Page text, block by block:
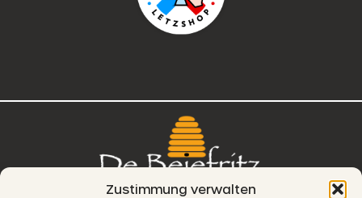
Zustimmung verwalten